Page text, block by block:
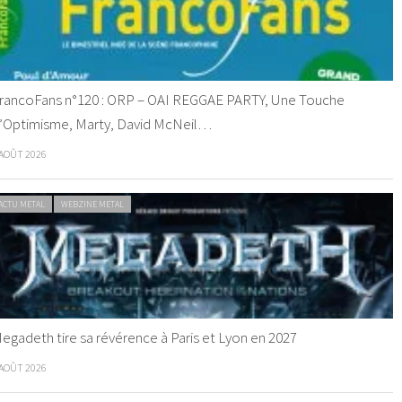
n°120 : ORP – OAI REGGAE PARTY, Une Touche
Marty, David McNeil…
2026
METAL WEBZINE METAL
tire sa révérence à Paris et Lyon en 2027
2026